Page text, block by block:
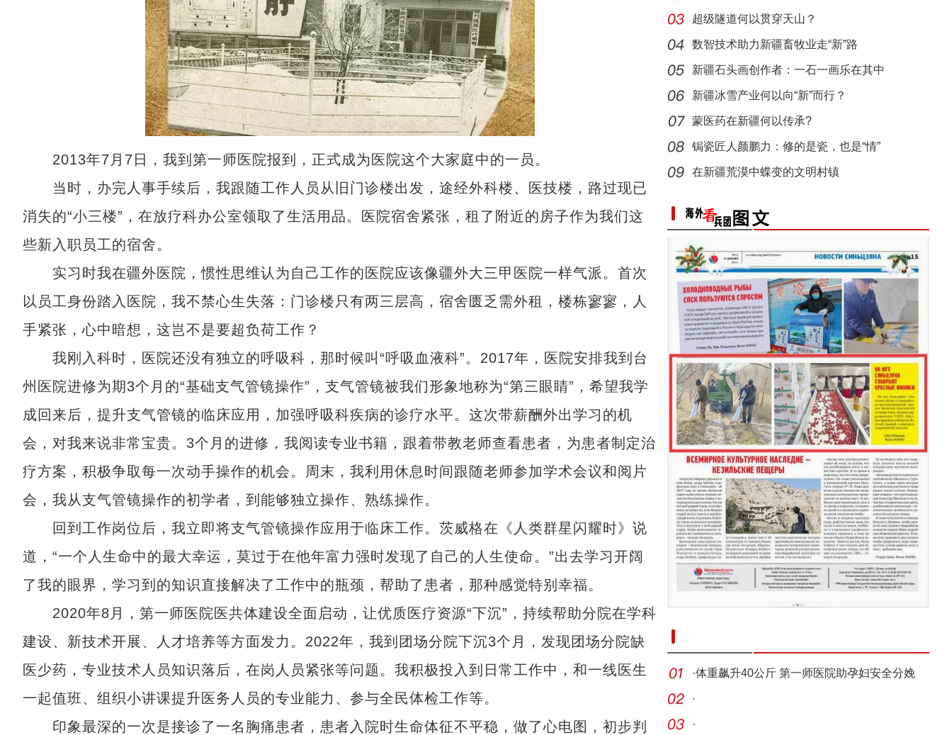
2013年7月7日，我到第一师医院报到，正式成为医院这个大家庭中的一员。
当时，办完人事手续后，我跟随工作人员从旧门诊楼出发，途经外科楼、医技楼，路过现已
消失的“小三楼”，在放疗科办公室领取了生活用品。医院宿舍紧张，租了附近的房子作为我们这
些新入职员工的宿舍。
实习时我在疆外医院，惯性思维认为自己工作的医院应该像疆外大三甲医院一样气派。首次
以员工身份踏入医院，我不禁心生失落：门诊楼只有两三层高，宿舍匮乏需外租，楼栋寥寥，人
手紧张，心中暗想，这岂不是要超负荷工作？
我刚入科时，医院还没有独立的呼吸科，那时候叫“呼吸血液科”。2017年，医院安排我到台
州医院进修为期3个月的“基础支气管镜操作”，支气管镜被我们形象地称为“第三眼睛”，希望我学
成回来后，提升支气管镜的临床应用，加强呼吸科疾病的诊疗水平。这次带薪酬外出学习的机
会，对我来说非常宝贵。3个月的进修，我阅读专业书籍，跟着带教老师查看患者，为患者制定治
疗方案，积极争取每一次动手操作的机会。周末，我利用休息时间跟随老师参加学术会议和阅片
会，我从支气管镜操作的初学者，到能够独立操作、熟练操作。
回到工作岗位后，我立即将支气管镜操作应用于临床工作。茨威格在《人类群星闪耀时》说
道，“一个人生命中的最大幸运，莫过于在他年富力强时发现了自己的人生使命。”出去学习开阔
了我的眼界，学习到的知识直接解决了工作中的瓶颈，帮助了患者，那种感觉特别幸福。
2020年8月，第一师医院医共体建设全面启动，让优质医疗资源“下沉”，持续帮助分院在学科
建设、新技术开展、人才培养等方面发力。2022年，我到团场分院下沉3个月，发现团场分院缺
医少药，专业技术人员知识落后，在岗人员紧张等问题。我积极投入到日常工作中，和一线医生
一起值班、组织小讲课提升医务人员的专业能力、参与全民体检工作等。
印象最深的一次是接诊了一名胸痛患者，患者入院时生命体征不平稳，做了心电图，初步判
侨乡故事 | 从游客到创客：爱上喀什“慢生活
侨乡故事 | 新疆吐鲁番烘焙师“复刻”1400年
超级隧道何以贯穿天山？
数智技术助力新疆畜牧业走“新”路
新疆石头画创作者：一石一画乐在其中
新疆冰雪产业何以向“新”而行？
蒙医药在新疆何以传承?
锔瓷匠人颜鹏力：修的是瓷，也是“情”
在新疆荒漠中蝶变的文明村镇
·体重飙升40公斤 第一师医院助孕妇安全分娩
·
·